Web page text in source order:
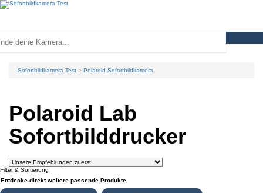
Sofortbildkamera Test Polaroid Sofortbildkamera
Polaroid Lab
Sofortbilddrucker
Filter & Sortierung
Entdecke direkt weitere passende Produkte